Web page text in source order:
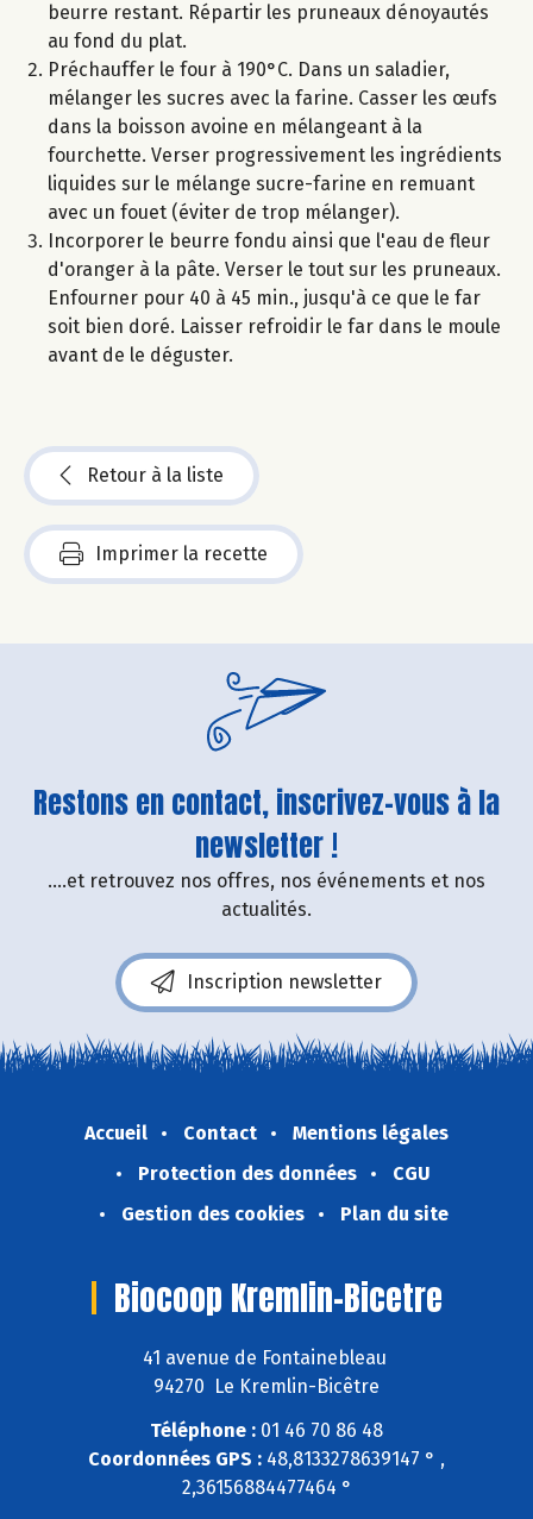
beurre restant. Répartir les pruneaux dénoyautés
au fond du plat.
Préchauffer le four à 190°C. Dans un saladier,
mélanger les sucres avec la farine. Casser les œufs
dans la boisson avoine en mélangeant à la
fourchette. Verser progressivement les ingrédients
liquides sur le mélange sucre-farine en remuant
avec un fouet (éviter de trop mélanger).
Incorporer le beurre fondu ainsi que l'eau de fleur
d'oranger à la pâte. Verser le tout sur les pruneaux.
Enfourner pour 40 à 45 min., jusqu'à ce que le far
soit bien doré. Laisser refroidir le far dans le moule
avant de le déguster.
Retour à la liste
Imprimer la recette
Restons en contact, inscrivez-vous à la
newsletter !
....et retrouvez nos offres, nos événements et nos
actualités.
Inscription newsletter
Accueil Contact
Mentions légales
Protection des données
CGU
Gestion des cookies
Plan du site
Biocoop Kremlin-Bicetre
41 avenue de Fontainebleau
94270 Le Kremlin-Bicêtre
Téléphone : 01 46 70 86 48
Coordonnées GPS : 48,8133278639147 ° ,
2,36156884477464 °